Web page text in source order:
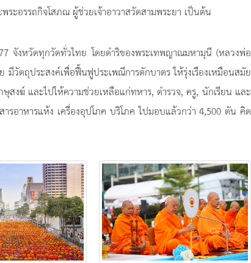
ะอรรถกิจโสภณ ผู้ช่วยเจ้าอาวาสวัดสามพระยา เป็นต้น
จังหวัดทุกวัดทั่วไทย โดยดำริของพระเทพญาณมหามุนี (หลวงพ่อ
มีวัตถุประสงค์เพื่อฟื้นฟูประเพณีการตักบาตร ให้รุ่งเรืองเหมือนสมัย
งฆ์ และไปให้ความช่วยเหลือแก่ทหาร, ตำรวจ, ครู, นักเรียน และ
อาหารแห้ง เครื่องอุปโภค บริโภค ไปมอบแล้วกว่า 4,500 ตัน คิด